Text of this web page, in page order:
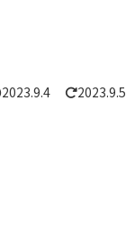
2023.9.4 2023.9.5